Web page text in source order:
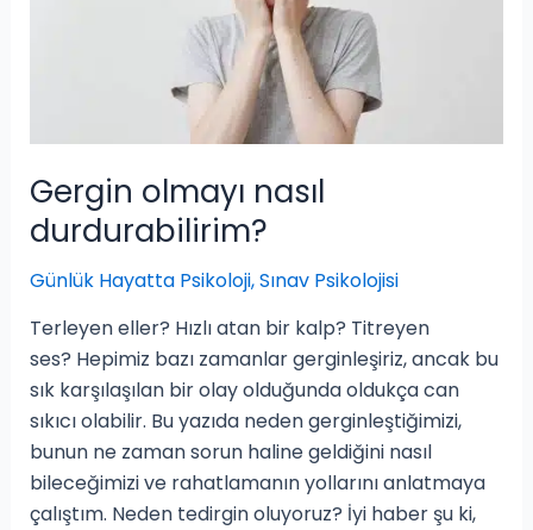
Gergin olmayı nasıl
durdurabilirim?
Günlük Hayatta Psikoloji,Sınav Psikolojisi
Terleyen eller? Hızlı atan bir kalp? Titreyen
ses? Hepimiz bazı zamanlar gerginleşiriz, ancak bu
sık karşılaşılan bir olay olduğunda oldukça can
sıkıcı olabilir. Bu yazıda neden gerginleştiğimizi,
bunun ne zaman sorun haline geldiğini nasıl
bileceğimizi ve rahatlamanın yollarını anlatmaya
çalıştım. Neden tedirgin oluyoruz? İyi haber şu ki,